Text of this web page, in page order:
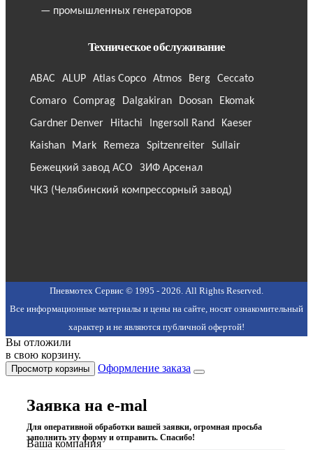
— промышленных генераторов
Техническое обслуживание
ABAC ALUP Atlas Copco Atmos Berg
Ceccato
Comaro
Comprag Dalgakiran Doosan
Ekomak
Gardner Denver
Hitachi Ingersoll Rand
Kaeser
Kaishan
Mark Remeza Spitzenreiter
Sullair
Бежецкий завод АСО
ЗИФ Арсенал
ЧКЗ (Челябинский компрессорный завод)
Пневмотех Сервис © 1995 - 2026. All Rights Reserved.
Все информационные материалы и цены на сайте, носят ознакомительный
характер и не являются публичной офертой!
Вы отложили
в свою корзину.
Просмотр корзины Оформление заказа
Заявка на e-mal
Для оперативной обработки вашей заявки, огромная просьба
заполнить эту форму и отправить. Спасибо!
Ваша компания